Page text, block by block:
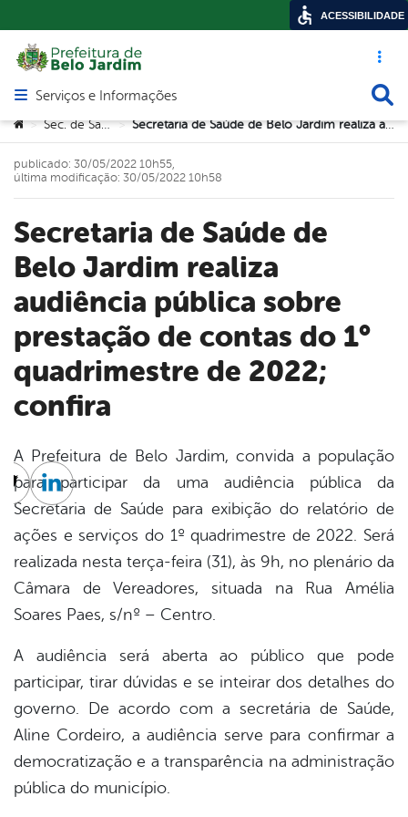
Acesso
Abrir menu principal de navegação
Serviços e Informações
Você está aqui:
> Sec. de Saúde > Secretaria de Saúde de Belo Jardim realiza audiência pública sobre prestação de contas do 1° quadrimestre de 2022; confira
Secretaria de Saúde de
Belo Jardim realiza
audiência pública sobre
prestação de contas do 1°
quadrimestre de 2022;
confira
publicado: 30/05/2022 10h55,
última modificação: 30/05/2022 10h58
A Prefeitura de Belo Jardim, convida a população
para participar da uma audiência pública da
Secretaria de Saúde para exibição do relatório de
ações e serviços do 1º quadrimestre de 2022. Será
realizada nesta terça-feira (31), às 9h, no plenário da
Câmara de Vereadores, situada na Rua Amélia
Soares Paes, s/nº – Centro.
A audiência será aberta ao público que pode
participar, tirar dúvidas e se inteirar dos detalhes do
governo. De acordo com a secretária de Saúde,
Aline Cordeiro, a audiência serve para confirmar a
democratização e a transparência na administração
pública do município.
TwitterLinkedin
ACESSIBILIDADE